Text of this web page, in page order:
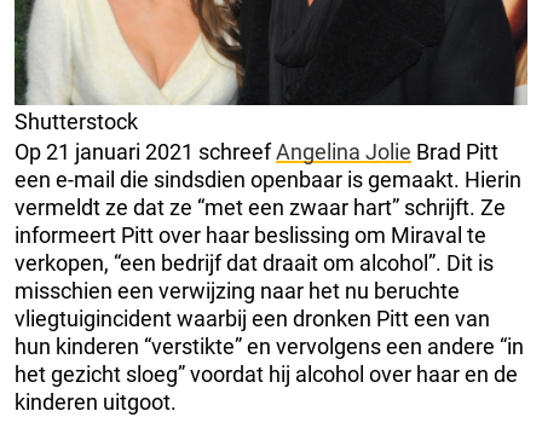
Shutterstock
Op 21 januari 2021 schreefAngelina Jolie Brad Pitt
een e-mail die sindsdien openbaar is gemaakt. Hierin
vermeldt ze dat ze “met een zwaar hart” schrijft. Ze
informeert Pitt over haar beslissing om Miraval te
verkopen, “een bedrijf dat draait om alcohol”. Dit is
misschien een verwijzing naar het nu beruchte
vliegtuigincident waarbij een dronken Pitt een van
hun kinderen “verstikte” en vervolgens een andere “in
het gezicht sloeg” voordat hij alcohol over haar en de
kinderen uitgoot.